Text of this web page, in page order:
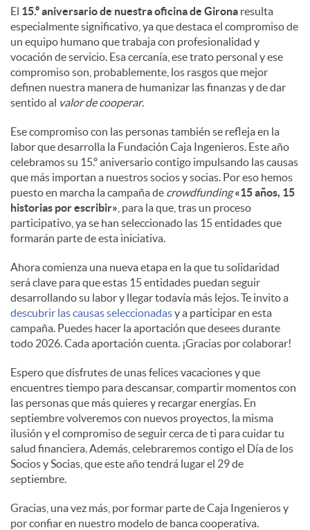
El 15.º aniversario de nuestra oficina de Girona resulta
especialmente significativo, ya que destaca el compromiso de
un equipo humano que trabaja con profesionalidad y
vocación de servicio. Esa cercanía, ese trato personal y ese
compromiso son, probablemente, los rasgos que mejor
definen nuestra manera de humanizar las finanzas y de dar
sentido al valor de cooperar.
Ese compromiso con las personas también se refleja en la
labor que desarrolla la Fundación Caja Ingenieros. Este año
celebramos su 15.º aniversario contigo impulsando las causas
que más importan a nuestros socios y socias. Por eso hemos
puesto en marcha la campaña de crowdfunding «15 años, 15
historias por escribir» , para la que, tras un proceso
participativo, ya se han seleccionado las 15 entidades que
formarán parte de esta iniciativa.
Ahora comienza una nueva etapa en la que tu solidaridad
será clave para que estas 15 entidades puedan seguir
desarrollando su labor y llegar todavía más lejos. Te invito a
descubrir las causas seleccionadasy a participar en esta
campaña. Puedes hacer la aportación que desees durante
todo 2026. Cada aportación cuenta. ¡Gracias por colaborar!
Espero que disfrutes de unas felices vacaciones y que
encuentres tiempo para descansar, compartir momentos con
las personas que más quieres y recargar energías. En
septiembre volveremos con nuevos proyectos, la misma
ilusión y el compromiso de seguir cerca de ti para cuidar tu
salud financiera. Además, celebraremos contigo el Día de los
Socios y Socias, que este año tendrá lugar el 29 de
septiembre.
Gracias, una vez más, por formar parte de Caja Ingenieros y
por confiar en nuestro modelo de banca cooperativa.